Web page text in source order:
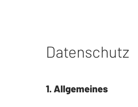
Datenschutz
1. Allgemeines